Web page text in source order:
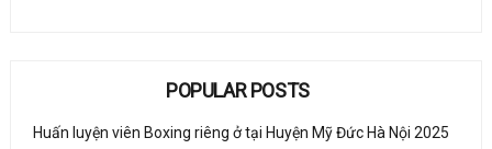
POPULAR POSTS
Huấn luyện viên Boxing riêng ở tại Huyện Mỹ Đức Hà Nội 2025